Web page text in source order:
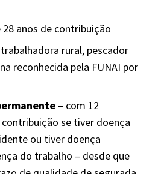
28 anos de contribuição
rural, pescador
reconhecida pela FUNAI por
– com 12
se tiver doença
ou tiver doença
do trabalho – desde que